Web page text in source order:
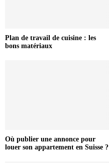
Plan de travail de cuisine : les
bons matériaux
Où publier une annonce pour
louer son appartement en Suisse ?